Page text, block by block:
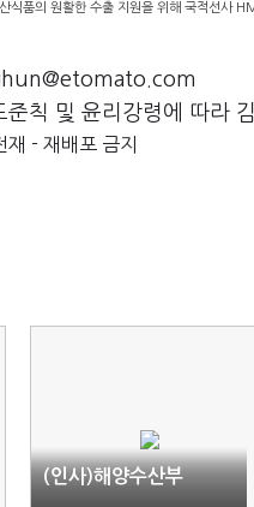
식품의 원활한 수출 지원을 위해 국적선사
칙 및 윤리강령에 따라
- 재배포 금지
(인사)해양수산부